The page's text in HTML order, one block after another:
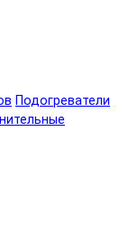
Подогреватели